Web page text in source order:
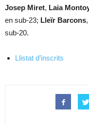
Josep Miret, Laia
en sub-23; Lleïr Barcons,
sub-20.
Llistat d’inscrits